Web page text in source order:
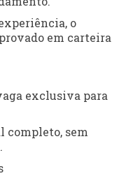
o
em carteira
exclusiva para
completo, sem